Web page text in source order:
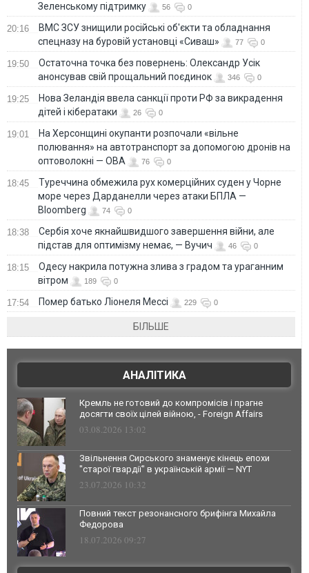
Зеленському підтримку
56 0
20:16
ВМС ЗСУ знищили російські об'єкти та обладнання
спецназу на буровій установці «Сиваш»
77 0
19:50
Остаточна точка без повернень: Олександр Усік
анонсував свій прощальний поєдинок
346 0
19:25
Нова Зеландія ввела санкції проти РФ за викрадення
дітей і кібератаки
26 0
19:01
На Херсонщині окупанти розпочали «вільне
полювання» на автотранспорт за допомогою дронів на
оптоволокні — ОВА
76 0
18:45
Туреччина обмежила рух комерційних суден у Чорне
море через Дарданелли через атаки БПЛА —
Bloomberg
74 0
18:38
Сербія хоче якнайшвидшого завершення війни, але
підстав для оптимізму немає, — Вучич
46 0
18:15
Одесу накрила потужна злива з градом та ураганним
вітром
189 0
17:54 Помер батько Ліонеля Мессі 229 0
БІЛЬШЕ
АНАЛІТИКА
Кремль не готовий до компромісів і прагне
досягти своїх цілей війною, - Foreign Affairs
03.08.2026 13:02
Звільнення Сирського знаменує кінець епохи
"старої гвардії" в українській армії — NYT
23.07.2026 10:32
Повний текст резонансного брифінга Михайла
Федорова
18.07.2026 09:27